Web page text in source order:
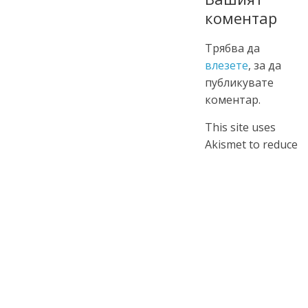
коментар
Трябва да
влезете, за да
публикувате
коментар.
This site uses
Akismet to reduce